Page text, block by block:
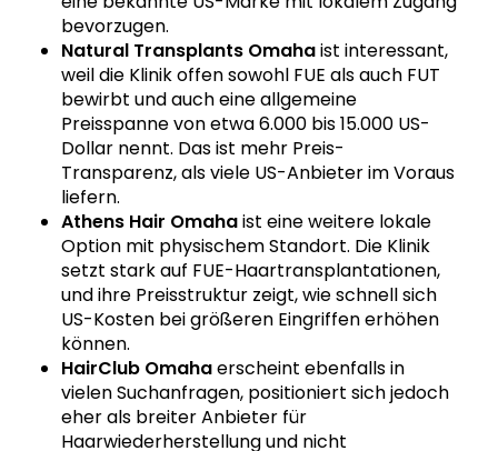
bevorzugen.
Natural Transplants Omahaist interessant,
weil die Klinik offen sowohl FUE als auch FUT
bewirbt und auch eine allgemeine
Preisspanne von etwa 6.000 bis 15.000 US-
Dollar nennt. Das ist mehr Preis-
Transparenz, als viele US-Anbieter im Voraus
liefern.
Athens Hair Omahaist eine weitere lokale
Option mit physischem Standort. Die Klinik
setzt stark auf FUE-Haartransplantationen,
und ihre Preisstruktur zeigt, wie schnell sich
US-Kosten bei größeren Eingriffen erhöhen
können.
HairClub Omahaerscheint ebenfalls in
vielen Suchanfragen, positioniert sich jedoch
eher als breiter Anbieter für
Haarwiederherstellung und nicht